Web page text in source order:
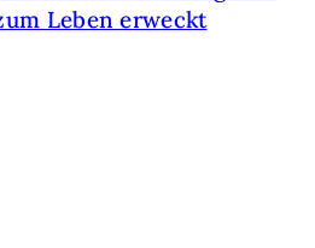
Leben erweckt